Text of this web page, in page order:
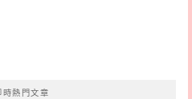
時熱門文章